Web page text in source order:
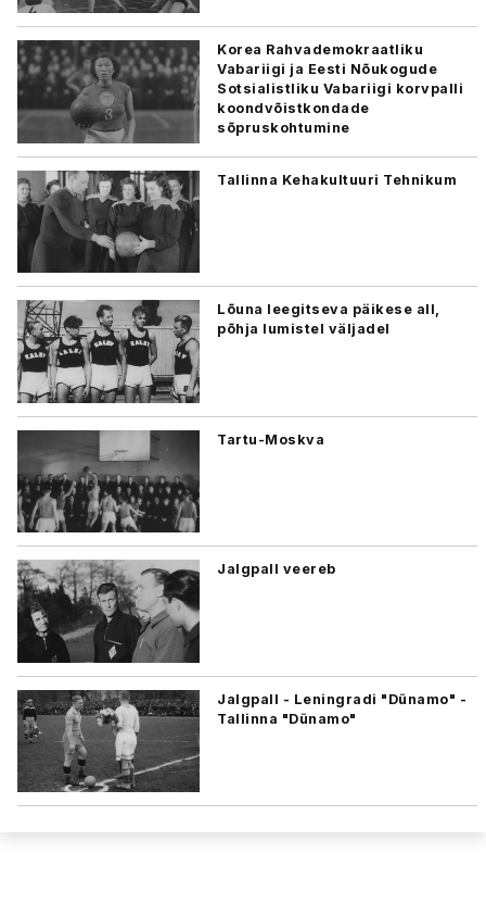
Korea Rahvademokraatliku
Vabariigi ja Eesti Nõukogude
Sotsialistliku Vabariigi korvpalli
koondvõistkondade
sõpruskohtumine
Tallinna Kehakultuuri Tehnikum
Lõuna leegitseva päikese all,
põhja lumistel väljadel
Tartu-Moskva
Jalgpall veereb
Jalgpall - Leningradi "Dünamo" -
Tallinna "Dünamo"